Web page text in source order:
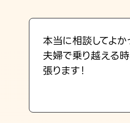
本当に相談してよか
夫婦で乗り越える
張ります！